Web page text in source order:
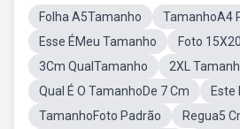
Folha A5Tamanho
TamanhoA4
Esse ÉMeu Tamanho
Foto
3Cm QualTamanho
2XL
Qual É O TamanhoDe 7 Cm
Este
TamanhoFoto Padrão
Regua5